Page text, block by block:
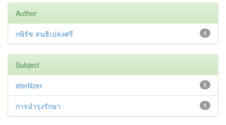
Author
1
กษิรัช สนธิเปล่งศรี
Subject
1
sterilizer
1
การบำรุงรักษา